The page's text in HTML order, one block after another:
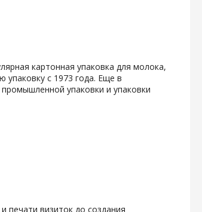
картонная упаковка для молока,
упаковку с 1973 года. Еще в
упаковки и упаковки
печати визиток до создания